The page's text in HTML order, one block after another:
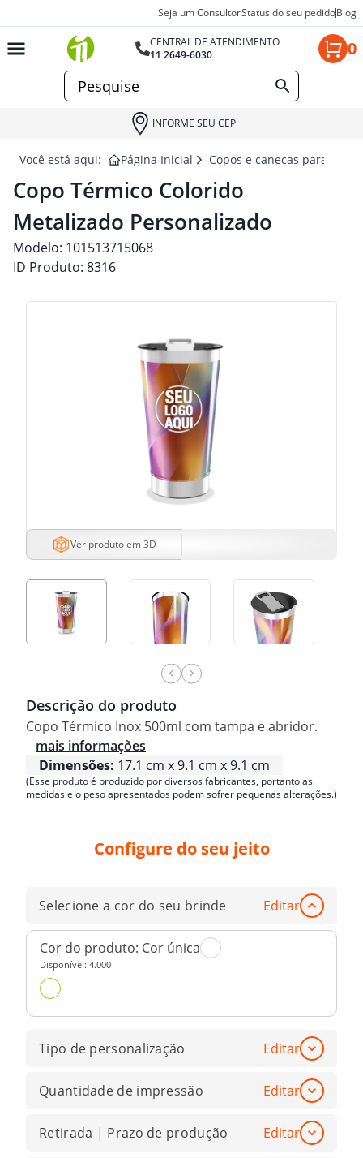
Seja um ConsultorStatus do seu pedidoBlog
CENTRAL DE ATENDIMENTO
11 2649-6030
0
INFORME SEU CEP
Você está aqui: Página Inicial Copos e canecas para
Copo Térmico Colorido
Metalizado Personalizado
Modelo: 101513715068
ID Produto: 8316
Ver produto em 3D
Descrição do produto
Copo Térmico Inox 500ml com tampa e abridor.
mais informações
Dimensões: 17.1 cm x 9.1 cm x 9.1 cm
(Esse produto é produzido por diversos fabricantes, portanto as
medidas e o peso apresentados podem sofrer pequenas alterações.)
Configure do seu jeito
Selecione a cor do seu brinde Editar
Cor do produto: Cor única
Disponível: 4.000
Tipo de personalização Editar
Quantidade de impressão Editar
Retirada | Prazo de produção Editar